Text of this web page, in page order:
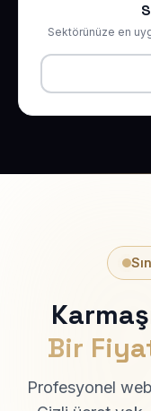
Sektörünüze en
Bir
Profesyonel